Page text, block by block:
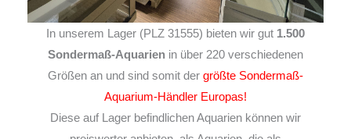
In unserem Lager (PLZ 31555) bieten wir gut 1.500
Sondermaß-Aquarien in über 220 verschiedenen
Größen an und sind somit der größte Sondermaß-
Aquarium-Händler Europas!
Diese auf Lager befindlichen Aquarien können wir